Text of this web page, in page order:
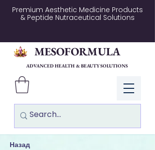
Premium Aesthetic Medicine Products
& Peptide Nutraceutical Solutions
Log In
MESOFORMULA
ADVANCED HEALTH & BEAUTY SOLUTIONS
Назад